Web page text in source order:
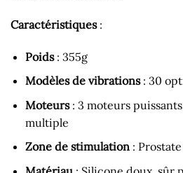
Caractéristiques:
Poids : 355g
Modèles de vibrations : 30
Moteurs : 3 moteurs
multiple
Zone de stimulation :